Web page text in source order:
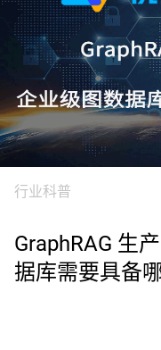
行业科普
GraphRAG 生
据库需要具备